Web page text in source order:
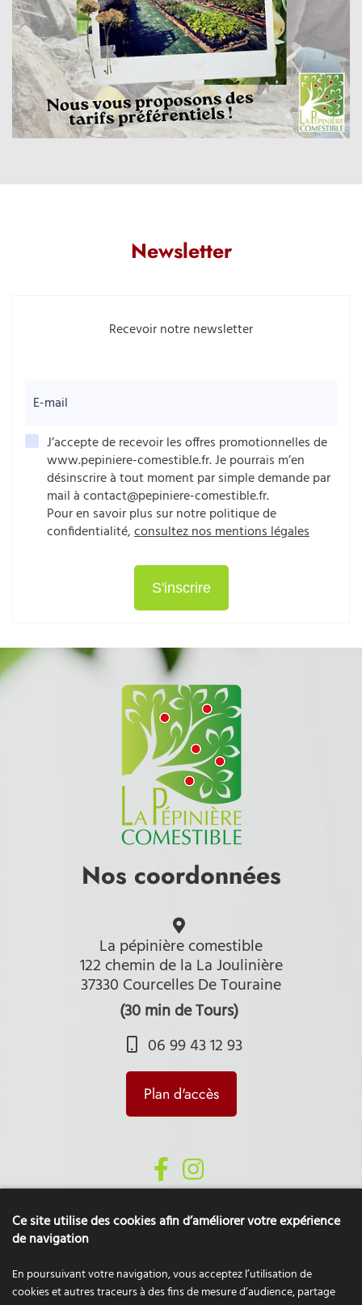
Newsletter
Recevoir notre newsletter
E-mail
J’accepte de recevoir les offres promotionnelles de
www.pepiniere-comestible.fr. Je pourrais m’en
désinscrire à tout moment par simple demande par
mail à contact@pepiniere-comestible.fr.
Pour en savoir plus sur notre politique de
confidentialité,consultez nos mentions légales
S'inscrire
Nos coordonnées
La pépinière comestible
122 chemin de la La Joulinière
37330 Courcelles De Touraine
(30 min de Tours)
06 99 43 12 93
Plan d'accès
Données personnelles Mentions légales
Ce site utilise des cookies afin d’améliorer votre expérience
de navigation
En poursuivant votre navigation, vous acceptez l’utilisation de
cookies et autres traceurs à des fins de mesure d’audience, partage